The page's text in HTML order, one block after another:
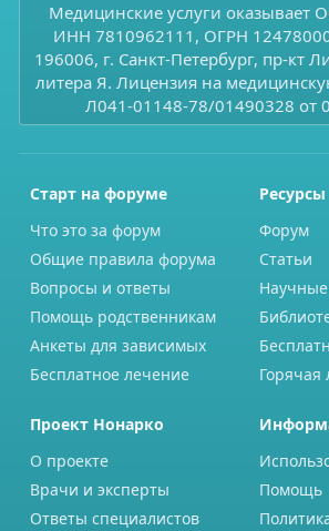
Медицинские услуги
ИНН 7810962111, ОГРН
196006, г. Санкт-Петербург, пр-кт
литера Я. Лицензия на
Л041-01148-78/01490328 от
Старт на форуме
Что это за форум
Общие правила форума
Вопросы и ответы
Помощь родственникам
Анкеты для зависимых
Бесплатное лечение
Ресурсы
Форум
Статьи
Проект Нонарко
О проекте
Врачи и эксперты
Ответы специалистов
Помощь